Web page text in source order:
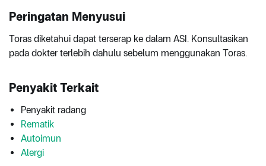
Peringatan Menyusui
Toras diketahui dapat terserap ke dalam ASI. Konsultasikan
pada dokter terlebih dahulu sebelum menggunakan Toras.
Penyakit Terkait
Penyakit radang
Rematik
Autoimun
Alergi